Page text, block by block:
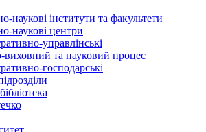
наукові інститути та факультети
наукові центри
управлінські
виховний та науковий процес
господарські